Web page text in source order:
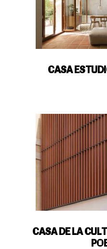
CASA
CASA DE LA